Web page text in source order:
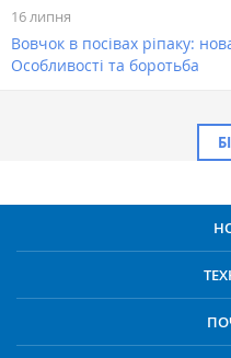
16 липня
Вовчок в посівах ріпаку:
Особливості та боротьба